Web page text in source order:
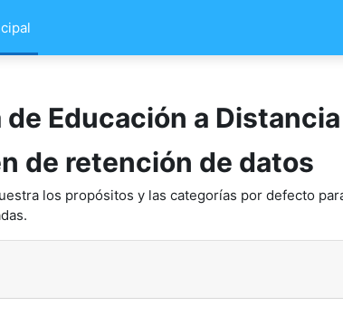
de Educación a Distancia
de retención de datos
los propósitos y las categorías por defecto